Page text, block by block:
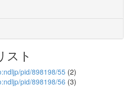
スト
pid/898198/55 (2)
pid/898198/56 (3)